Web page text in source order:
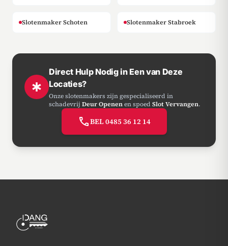
Slotenmaker Schoten Slotenmaker Stabroek
emergency
Direct Hulp Nodig in Een van Deze
Locaties?
Onze slotenmakers zijn gespecialiseerd in
schadevrij Deur Openenen spoed Slot Vervangen.
callBEL 0485 36 12 14